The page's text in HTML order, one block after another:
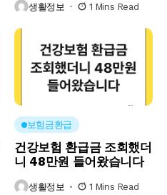
생활정보 1 Mins Read
보험금환급
건강보험 환급금 조회했더
니 48만원 들어왔습니다
생활정보 1 Mins Read